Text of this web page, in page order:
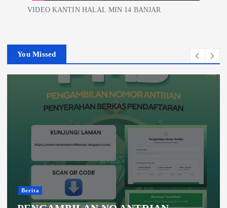
VIDEO KANTIN HALAL MIN 14 BANJAR
You Missed
Berita